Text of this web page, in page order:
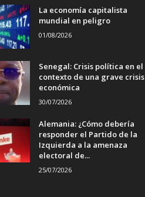
La economía capitalista
mundial en peligro
01/08/2026
Senegal: Crisis política en el
contexto de una grave crisis
económica
30/07/2026
Alemania: ¿Cómo debería
responder el Partido de la
Izquierda a la amenaza
electoral de...
25/07/2026